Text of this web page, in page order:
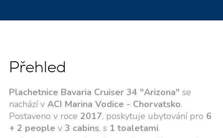
Přehled
Plachetnice Bavaria Cruiser 34 "Arizona" se
nachází v ACI Marina Vodice - Chorvatsko.
Postaveno v roce 2017, poskytuje ubytování pro 6
+ 2 people v 3 cabins, s 1 toaletami.